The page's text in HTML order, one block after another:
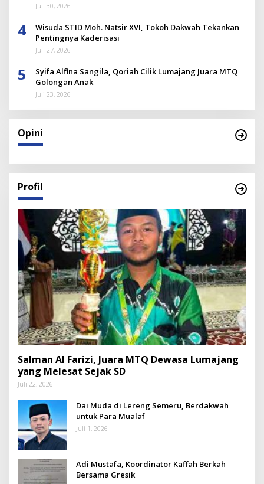
Juli 30, 2026
4
Wisuda STID Moh. Natsir XVI, Tokoh Dakwah Tekankan
Pentingnya Kaderisasi
Juli 27, 2026
5
Syifa Alfina Sangila, Qoriah Cilik Lumajang Juara MTQ
Golongan Anak
Juli 23, 2026
Opini
Profil
Salman Al Farizi, Juara MTQ Dewasa Lumajang
yang Melesat Sejak SD
Juli 22, 2026
Dai Muda di Lereng Semeru, Berdakwah
untuk Para Mualaf
Juli 1, 2026
Adi Mustafa, Koordinator Kaffah Berkah
Bersama Gresik